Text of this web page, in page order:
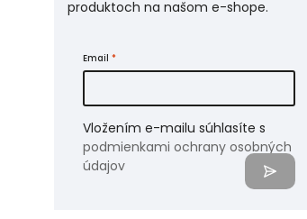
produktoch na našom e-shope.
Email
Vložením e-mailu súhlasíte s
podmienkami ochrany osobných
údajov